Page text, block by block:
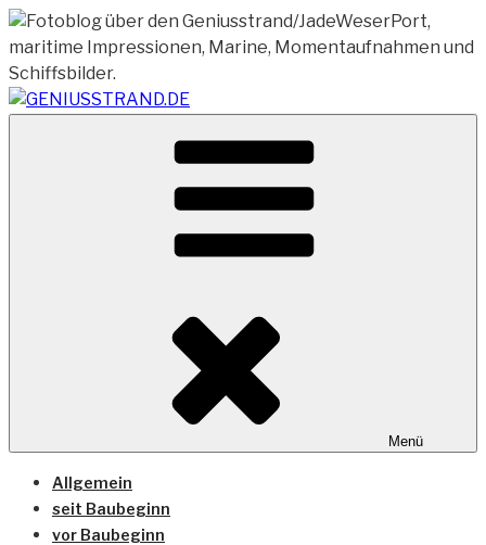
Zum
Inhalt
springen
GENIUSSTRAND.DE
Vom Geniusstrand zum JadeWeserPort/Container
Terminal Wilhelmshaven
Menü
Allgemein
seit Baubeginn
vor Baubeginn